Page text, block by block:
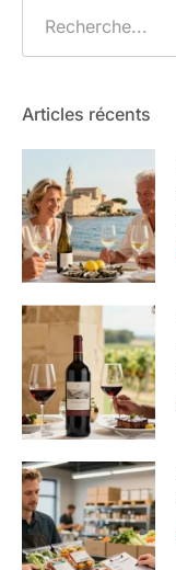
Articles récents